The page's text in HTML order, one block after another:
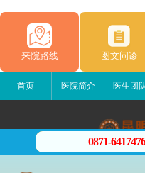
来院路线 图文问诊
首页 医院简介 医生团队
昆明
昆明市
0871-